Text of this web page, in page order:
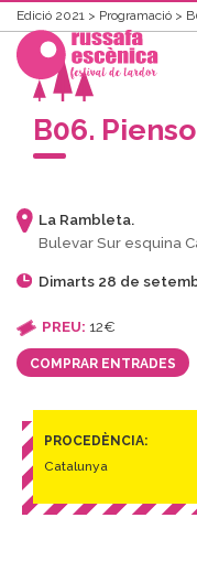
Edició 2021 > Programació >
B06.
La Rambleta.
Bulevar Sur esquina
Dimarts 28 de
PREU: 12€
COMPRAR ENTRADES
PROCEDÈNCIA:
Catalunya